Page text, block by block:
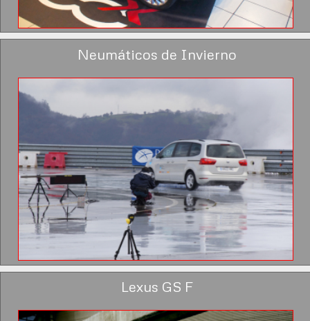
Neumáticos de Invierno
Lexus GS F